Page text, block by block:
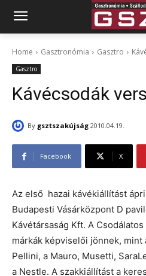
Home Gasztronómia Gasztro
Gasztro
Kávécsodák
By gsztszakújság 2010.04.19.
Facebook X
Az első hazai kávékiállítást
Budapesti Vásárközpont D
Kávétársaság Kft. A
márkák képviselői jönnek, mint
Pellini, a Mauro, Musetti,
a Nestle. A szakkiállítást a